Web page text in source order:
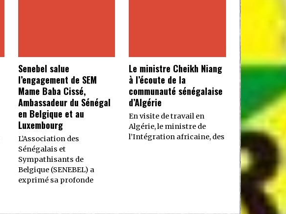
Senebel salue
l’engagement de SEM
Mame Baba Cissé,
Ambassadeur du Sénégal
en Belgique et au
Luxembourg
L’Association des
Sénégalais et
Sympathisants de
Belgique (SENEBEL) a
exprimé sa profonde
Le ministre Cheikh Niang
à l’écoute de la
communauté sénégalaise
d’Algérie
En visite de travail en
Algérie, le ministre de
l’Intégration africaine, des